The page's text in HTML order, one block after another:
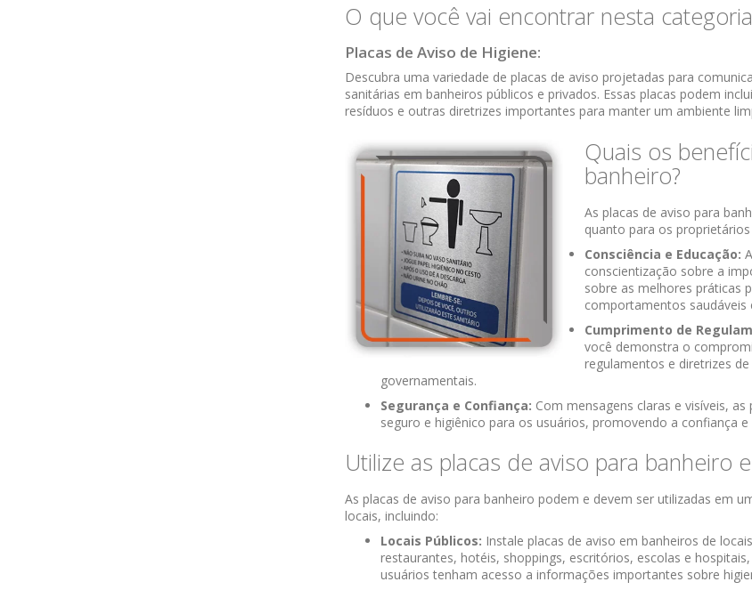
O que você vai encontrar nesta
Placas de Aviso de Higiene:
Descubra uma variedade de placas de aviso projetadas para
sanitárias em banheiros públicos e privados. Essas placas podem
resíduos e outras diretrizes importantes para manter um ambiente
Quais os
banheiro?
As placas de aviso para
quanto para os
Consciência e Educação:
conscientização sobre a
sobre as melhores práticas
comportamentos saudáveis
Cumprimento de
você demonstra o
regulamentos e diretrizes
governamentais.
Segurança e Confiança: Com mensagens claras e visíveis,
seguro e higiênico para os usuários, promovendo a confiança
Utilize as placas de aviso para banheiro
As placas de aviso para banheiro podem e devem ser utilizadas em
locais, incluindo:
Locais Públicos: Instale placas de aviso em banheiros de
restaurantes, hotéis, shoppings, escritórios, escolas e
usuários tenham acesso a informações importantes sobre